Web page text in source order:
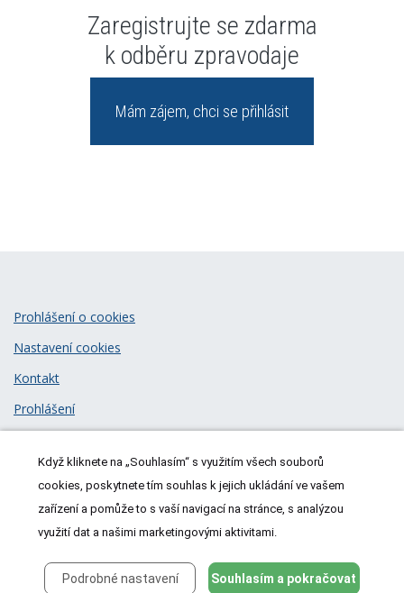
Zaregistrujte se zdarma
k odběru zpravodaje
Mám zájem, chci se přihlásit
© 2026MeDitorial| ISSN 1805-3408
Prohlášení o cookies
Nastavení cookies
Kontakt
Prohlášení
Když kliknete na „Souhlasím“ s využitím všech souborů
cookies, poskytnete tím souhlas k jejich ukládání ve vašem
zařízení a pomůže to s vaší navigací na stránce, s analýzou
využití dat a našimi marketingovými aktivitami.
Podrobné nastavení Souhlasím a pokračovat